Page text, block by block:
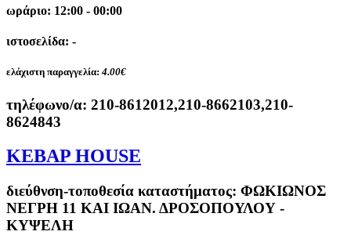
ωράριο: 12:00 - 00:00
ιστοσελίδα: -
ελάχιστη παραγγελία: 4.00€
τηλέφωνο/α: 210-8612012,210-8662103,210-
8624843
KEBAP HOUSE
διεύθνση-τοποθεσία καταστήματος: ΦΩΚΙΩΝΟΣ
ΝΕΓΡΗ 11 ΚΑΙ ΙΩΑΝ. ΔΡΟΣΟΠΟΥΛΟΥ -
ΚΥΨΕΛΗ